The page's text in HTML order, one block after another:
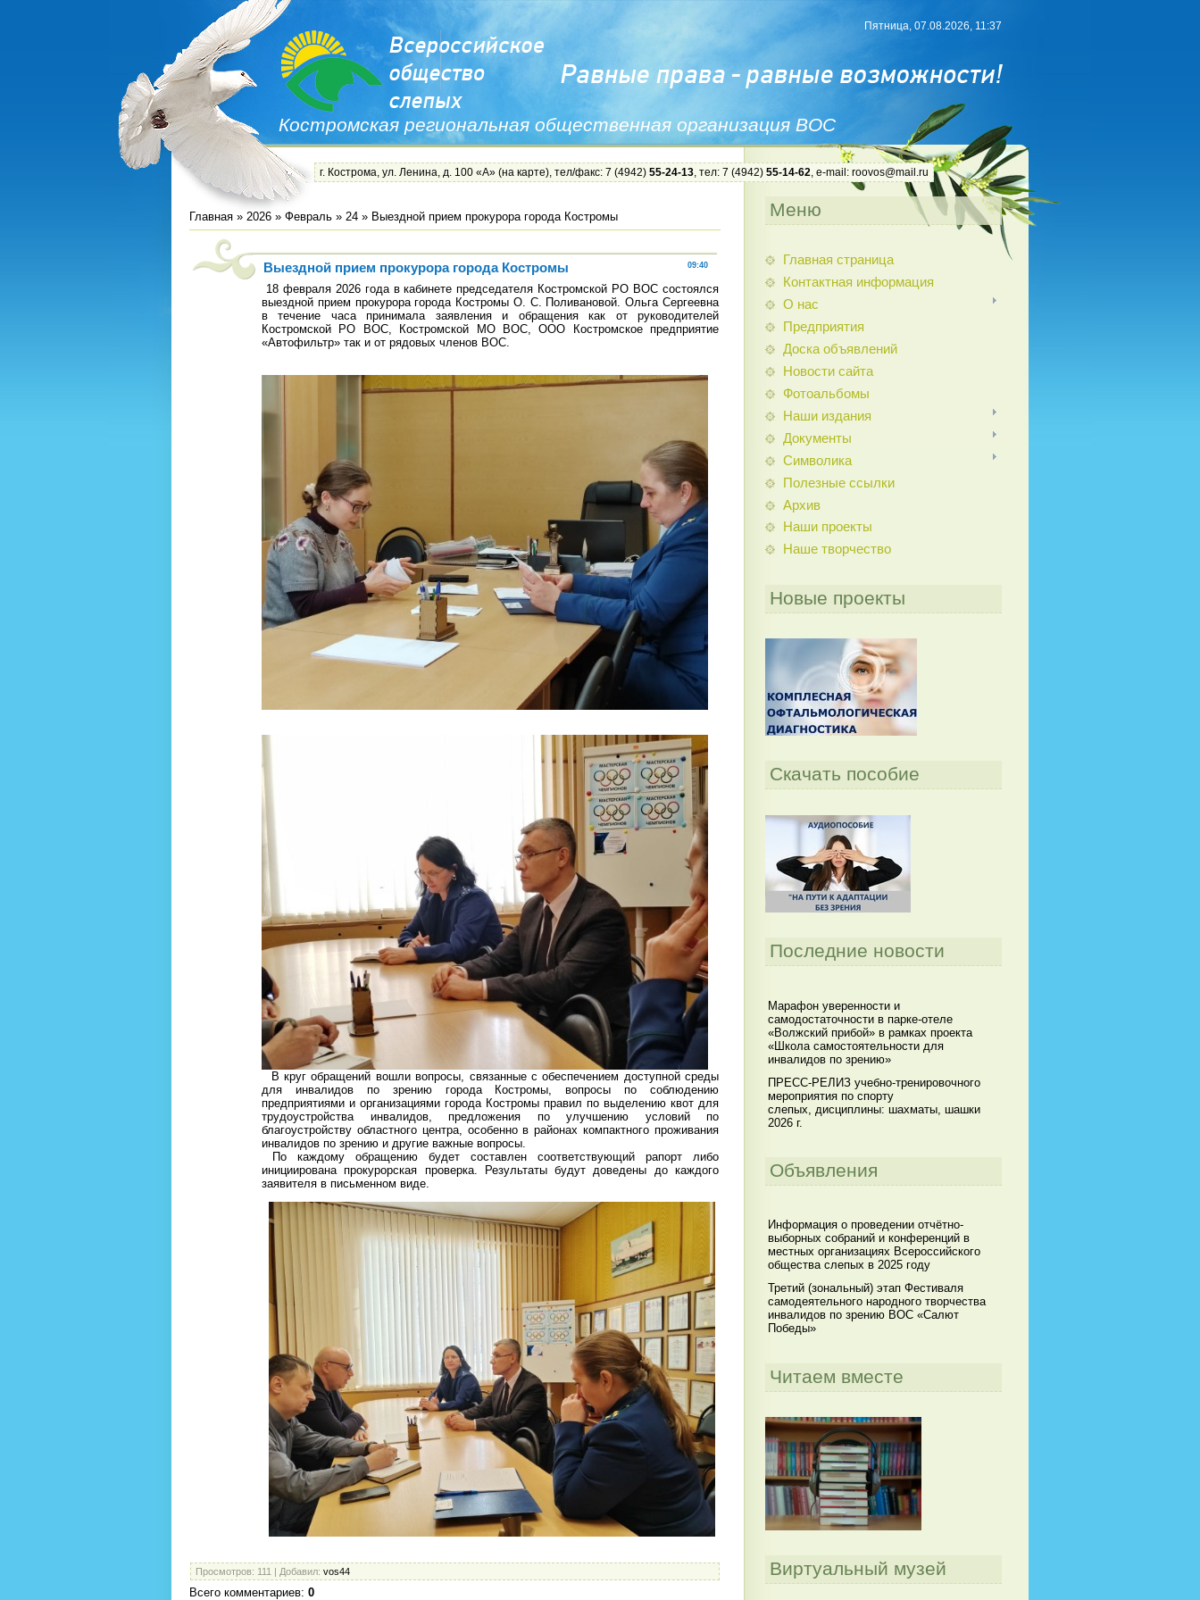
Костромская региональная общественная организация ВОС
Пятница, 07.08.2026, 11:37
г. Кострома, ул. Ленина, д. 100 «А» (на карте), тел/факс: 7 (4942) 55-24-13, тел: 7 (4942) 55-14-62, e-mail: roovos@mail.ru
Главная » 2026 » Февраль » 24 » Выездной прием прокурора города Костромы
09:40
Выездной прием прокурора города Костромы
18 февраля 2026 года в кабинете председателя Костромской РО ВОС состоялся
выездной прием прокурора города Костромы О. С. Поливановой. Ольга Сергеевна
в течение часа принимала заявления и обращения как от руководителей
Костромской РО ВОС, Костромской МО ВОС, ООО Костромское предприятие
«Автофильтр» так и от рядовых членов ВОС.
В круг обращений вошли вопросы, связанные с обеспечением доступной среды
для инвалидов по зрению города Костромы, вопросы по соблюдению
предприятиями и организациями города Костромы правил по выделению квот для
трудоустройства инвалидов, предложения по улучшению условий по
благоустройству областного центра, особенно в районах компактного проживания
инвалидов по зрению и другие важные вопросы.
По каждому обращению будет составлен соответствующий рапорт либо
инициирована прокурорская проверка. Результаты будут доведены до каждого
заявителя в письменном виде.
Просмотров: 111 | Добавил: vos44
Всего комментариев: 0
Меню
Главная страница
Контактная информация
О нас
Предприятия
Доска объявлений
Новости сайта
Фотоальбомы
Наши издания
Документы
Символика
Полезные ссылки
Архив
Наши проекты
Наше творчество
Новые проекты
Скачать пособие
Последние новости
Марафон уверенности и
самодостаточности в парке-отеле
«Волжский прибой» в рамках проекта
«Школа самостоятельности для
инвалидов по зрению»
ПРЕСС-РЕЛИЗ учебно-тренировочного
мероприятия по спорту
слепых, дисциплины: шахматы, шашки
2026 г.
Объявления
Информация о проведении отчётно-
выборных собраний и конференций в
местных организациях Всероссийского
общества слепых в 2025 году
Третий (зональный) этап Фестиваля
самодеятельного народного творчества
инвалидов по зрению ВОС «Салют
Победы»
Читаем вместе
Виртуальный музей